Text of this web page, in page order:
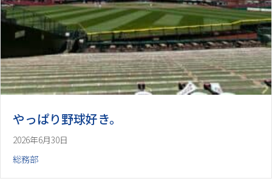
やっぱり野球好き。
2026年6月30日
総務部